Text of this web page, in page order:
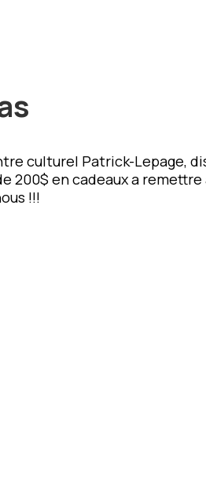
culturel Patrick-Lepage,
200$ en cadeaux a
!!!